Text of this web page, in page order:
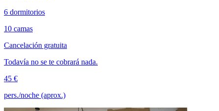
6 dormitorios
10 camas
Cancelación gratuita
Todavía no se te cobrará nada.
45 €
pers./noche (aprox.)